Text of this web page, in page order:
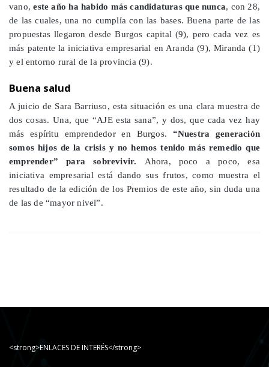
vano,este año ha habido más candidaturas que nunca, con 28,
de las cuales, una no cumplía con las bases. Buena parte de las
propuestas llegaron desde Burgos capital (9), pero cada vez es
más patente la iniciativa empresarial en Aranda (9), Miranda (1)
y el entorno rural de la provincia (9).
Buena salud
A juicio de Sara Barriuso, esta situación es una clara muestra de
dos cosas. Una, que “AJE esta sana”, y dos, que cada vez hay
más espíritu emprendedor en Burgos. “Nuestra generación
somos hijos de la crisis y no hemos tenido más remedio que
emprender” para sobrevivir. Ahora, poco a poco, esa
iniciativa empresarial está dando sus frutos, como muestra el
resultado de la edición de los Premios de este año, sin duda una
de las de “mayor nivel”.
<strong>ENLACES DE INTERÉS</strong>